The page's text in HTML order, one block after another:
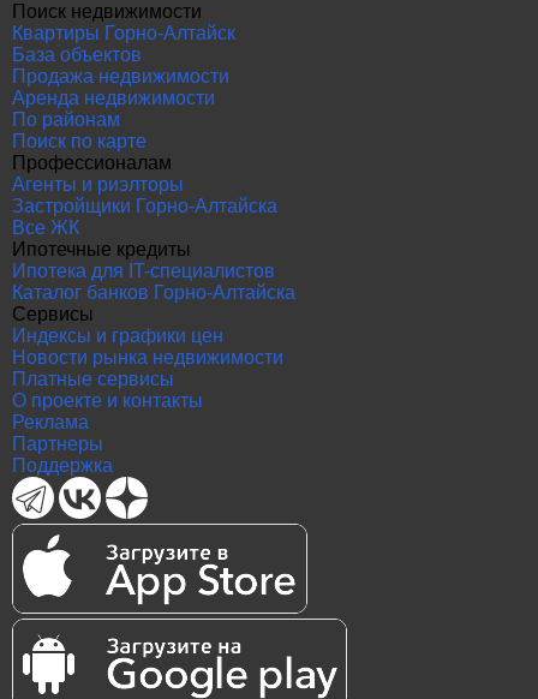
Поиск недвижимости
Квартиры Горно-Алтайск
База объектов
Продажа недвижимости
Аренда недвижимости
По районам
Поиск по карте
Профессионалам
Агенты и риэлторы
Застройщики Горно-Алтайска
Все ЖК
Ипотечные кредиты
Ипотека для IT-специалистов
Каталог банков Горно-Алтайска
Сервисы
Индексы и графики цен
Новости рынка недвижимости
Платные сервисы
О проекте и контакты
Реклама
Партнеры
Поддержка